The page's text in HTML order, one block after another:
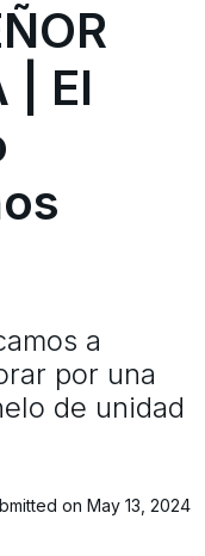
| El
a
por una
de unidad
on May 13, 2024